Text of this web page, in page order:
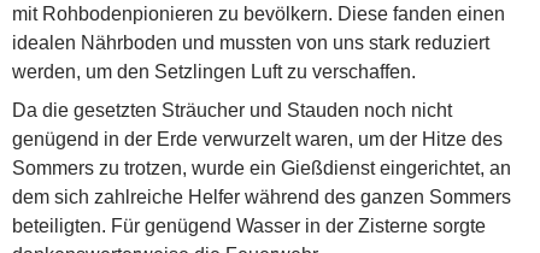
mit Rohbodenpionieren zu bevölkern. Diese fanden einen
idealen Nährboden und mussten von uns stark reduziert
werden, um den Setzlingen Luft zu verschaffen.
Da die gesetzten Sträucher und Stauden noch nicht
genügend in der Erde verwurzelt waren, um der Hitze des
Sommers zu trotzen, wurde ein Gießdienst eingerichtet, an
dem sich zahlreiche Helfer während des ganzen Sommers
beteiligten. Für genügend Wasser in der Zisterne sorgte